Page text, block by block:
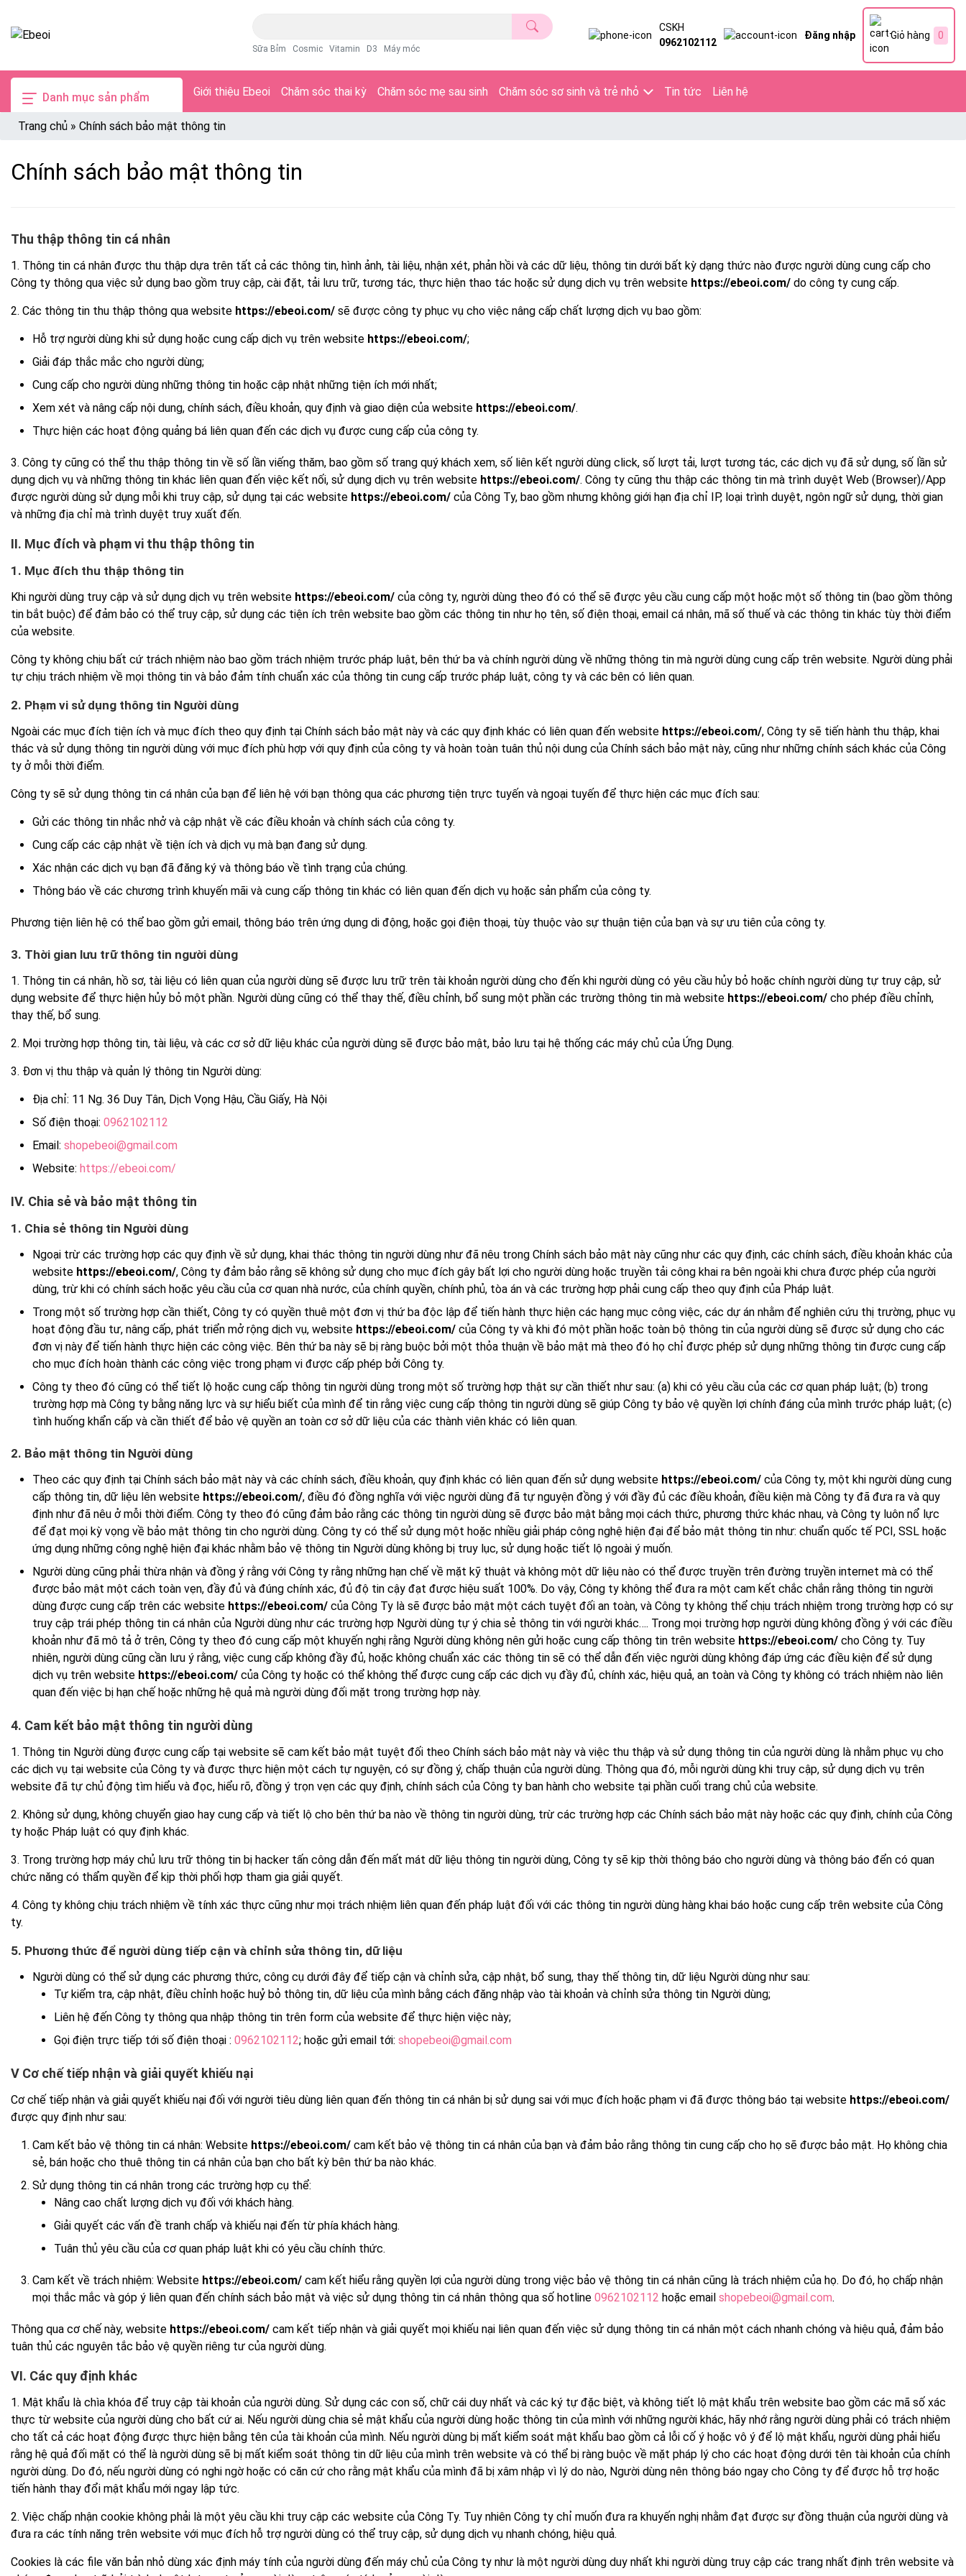
Sữa Bỉm Cosmic Vitamin D3 Máy móc
CSKH
0962102112
Đăng nhập Giỏ hàng 0
Danh mục sản phẩm Giới thiệu Ebeoi Chăm sóc thai kỳ Chăm sóc mẹ sau sinh Chăm sóc sơ sinh và trẻ nhỏ Tin tức Liên hệ
Trang chủ » Chính sách bảo mật thông tin
Chính sách bảo mật thông tin
Thu thập thông tin cá nhân
1. Thông tin cá nhân được thu thập dựa trên tất cả các thông tin, hình ảnh, tài liệu, nhận xét, phản hồi và các dữ liệu, thông tin dưới bất kỳ dạng thức nào được người dùng cung cấp cho
Công ty thông qua việc sử dụng bao gồm truy cập, cài đặt, tải lưu trữ, tương tác, thực hiện thao tác hoặc sử dụng dịch vụ trên website https://ebeoi.com/ do công ty cung cấp.
2. Các thông tin thu thập thông qua website https://ebeoi.com/ sẽ được công ty phục vụ cho việc nâng cấp chất lượng dịch vụ bao gồm:
Hỗ trợ người dùng khi sử dụng hoặc cung cấp dịch vụ trên website https://ebeoi.com/;
Giải đáp thắc mắc cho người dùng;
Cung cấp cho người dùng những thông tin hoặc cập nhật những tiện ích mới nhất;
Xem xét và nâng cấp nội dung, chính sách, điều khoản, quy định và giao diện của website https://ebeoi.com/.
Thực hiện các hoạt động quảng bá liên quan đến các dịch vụ được cung cấp của công ty.
3. Công ty cũng có thể thu thập thông tin về số lần viếng thăm, bao gồm số trang quý khách xem, số liên kết người dùng click, số lượt tải, lượt tương tác, các dịch vụ đã sử dụng, số lần sử
dụng dịch vụ và những thông tin khác liên quan đến việc kết nối, sử dụng dịch vụ trên website https://ebeoi.com/. Công ty cũng thu thập các thông tin mà trình duyệt Web (Browser)/App
được người dùng sử dụng mỗi khi truy cập, sử dụng tại các website https://ebeoi.com/ của Công Ty, bao gồm nhưng không giới hạn địa chỉ IP, loại trình duyệt, ngôn ngữ sử dụng, thời gian
và những địa chỉ mà trình duyệt truy xuất đến.
II. Mục đích và phạm vi thu thập thông tin
1. Mục đích thu thập thông tin
Khi người dùng truy cập và sử dụng dịch vụ trên website https://ebeoi.com/ của công ty, người dùng theo đó có thể sẽ được yêu cầu cung cấp một hoặc một số thông tin (bao gồm thông
tin bắt buộc) để đảm bảo có thể truy cập, sử dụng các tiện ích trên website bao gồm các thông tin như họ tên, số điện thoại, email cá nhân, mã số thuế và các thông tin khác tùy thời điểm
của website.
Công ty không chịu bất cứ trách nhiệm nào bao gồm trách nhiệm trước pháp luật, bên thứ ba và chính người dùng về những thông tin mà người dùng cung cấp trên website. Người dùng phải
tự chịu trách nhiệm về mọi thông tin và bảo đảm tính chuẩn xác của thông tin cung cấp trước pháp luật, công ty và các bên có liên quan.
2. Phạm vi sử dụng thông tin Người dùng
Ngoài các mục đích tiện ích và mục đích theo quy định tại Chính sách bảo mật này và các quy định khác có liên quan đến website https://ebeoi.com/, Công ty sẽ tiến hành thu thập, khai
thác và sử dụng thông tin người dùng với mục đích phù hợp với quy định của công ty và hoàn toàn tuân thủ nội dung của Chính sách bảo mật này, cũng như những chính sách khác của Công
ty ở mỗi thời điểm.
Công ty sẽ sử dụng thông tin cá nhân của bạn để liên hệ với bạn thông qua các phương tiện trực tuyến và ngoại tuyến để thực hiện các mục đích sau:
Gửi các thông tin nhắc nhở và cập nhật về các điều khoản và chính sách của công ty.
Cung cấp các cập nhật về tiện ích và dịch vụ mà bạn đang sử dụng.
Xác nhận các dịch vụ bạn đã đăng ký và thông báo về tình trạng của chúng.
Thông báo về các chương trình khuyến mãi và cung cấp thông tin khác có liên quan đến dịch vụ hoặc sản phẩm của công ty.
Phương tiện liên hệ có thể bao gồm gửi email, thông báo trên ứng dụng di động, hoặc gọi điện thoại, tùy thuộc vào sự thuận tiện của bạn và sự ưu tiên của công ty.
3. Thời gian lưu trữ thông tin người dùng
1. Thông tin cá nhân, hồ sơ, tài liệu có liên quan của người dùng sẽ được lưu trữ trên tài khoản người dùng cho đến khi người dùng có yêu cầu hủy bỏ hoặc chính người dùng tự truy cập, sử
dụng website để thực hiện hủy bỏ một phần. Người dùng cũng có thể thay thế, điều chỉnh, bổ sung một phần các trường thông tin mà website https://ebeoi.com/ cho phép điều chỉnh,
thay thế, bổ sung.
2. Mọi trường hợp thông tin, tài liệu, và các cơ sở dữ liệu khác của người dùng sẽ được bảo mật, bảo lưu tại hệ thống các máy chủ của Ứng Dụng.
3. Đơn vị thu thập và quản lý thông tin Người dùng:
Địa chỉ: 11 Ng. 36 Duy Tân, Dịch Vọng Hậu, Cầu Giấy, Hà Nội
Số điện thoại: 0962102112
Email: shopebeoi@gmail.com
Website: https://ebeoi.com/
IV. Chia sẻ và bảo mật thông tin
1. Chia sẻ thông tin Người dùng
Ngoại trừ các trường hợp các quy định về sử dụng, khai thác thông tin người dùng như đã nêu trong Chính sách bảo mật này cũng như các quy định, các chính sách, điều khoản khác của
website https://ebeoi.com/, Công ty đảm bảo rằng sẽ không sử dụng cho mục đích gây bất lợi cho người dùng hoặc truyền tải công khai ra bên ngoài khi chưa được phép của người
dùng, trừ khi có chính sách hoặc yêu cầu của cơ quan nhà nước, của chính quyền, chính phủ, tòa án và các trường hợp phải cung cấp theo quy định của Pháp luật.
Trong một số trường hợp cần thiết, Công ty có quyền thuê một đơn vị thứ ba độc lập để tiến hành thực hiện các hạng mục công việc, các dự án nhằm để nghiên cứu thị trường, phục vụ
hoạt động đầu tư, nâng cấp, phát triển mở rộng dịch vụ, website https://ebeoi.com/ của Công ty và khi đó một phần hoặc toàn bộ thông tin của người dùng sẽ được sử dụng cho các
đơn vị này để tiến hành thực hiện các công việc. Bên thứ ba này sẽ bị ràng buộc bởi một thỏa thuận về bảo mật mà theo đó họ chỉ được phép sử dụng những thông tin được cung cấp
cho mục đích hoàn thành các công việc trong phạm vi được cấp phép bởi Công ty.
Công ty theo đó cũng có thể tiết lộ hoặc cung cấp thông tin người dùng trong một số trường hợp thật sự cần thiết như sau: (a) khi có yêu cầu của các cơ quan pháp luật; (b) trong
trường hợp mà Công ty bằng năng lực và sự hiểu biết của mình để tin rằng việc cung cấp thông tin người dùng sẽ giúp Công ty bảo vệ quyền lợi chính đáng của mình trước pháp luật; (c)
tình huống khẩn cấp và cần thiết để bảo vệ quyền an toàn cơ sở dữ liệu của các thành viên khác có liên quan.
2. Bảo mật thông tin Người dùng
Theo các quy định tại Chính sách bảo mật này và các chính sách, điều khoản, quy định khác có liên quan đến sử dụng website https://ebeoi.com/ của Công ty, một khi người dùng cung
cấp thông tin, dữ liệu lên website https://ebeoi.com/, điều đó đồng nghĩa với việc người dùng đã tự nguyện đồng ý với đầy đủ các điều khoản, điều kiện mà Công ty đã đưa ra và quy
định như đã nêu ở mỗi thời điểm. Công ty theo đó cũng đảm bảo rằng các thông tin người dùng sẽ được bảo mật bằng mọi cách thức, phương thức khác nhau, và Công ty luôn nổ lực
để đạt mọi kỳ vọng về bảo mật thông tin cho người dùng. Công ty có thể sử dụng một hoặc nhiều giải pháp công nghệ hiện đại để bảo mật thông tin như: chuẩn quốc tế PCI, SSL hoặc
ứng dụng những công nghệ hiện đại khác nhằm bảo vệ thông tin Người dùng không bị truy lục, sử dụng hoặc tiết lộ ngoài ý muốn.
Người dùng cũng phải thừa nhận và đồng ý rằng với Công ty rằng những hạn chế về mặt kỹ thuật và không một dữ liệu nào có thể được truyền trên đường truyền internet mà có thể
được bảo mật một cách toàn vẹn, đầy đủ và đúng chính xác, đủ độ tin cậy đạt được hiệu suất 100%. Do vậy, Công ty không thể đưa ra một cam kết chắc chắn rằng thông tin người
dùng được cung cấp trên các website https://ebeoi.com/ của Công Ty là sẽ được bảo mật một cách tuyệt đối an toàn, và Công ty không thể chịu trách nhiệm trong trường hợp có sự
truy cập trái phép thông tin cá nhân của Người dùng như các trường hợp Người dùng tự ý chia sẻ thông tin với người khác…. Trong mọi trường hợp người dùng không đồng ý với các điều
khoản như đã mô tả ở trên, Công ty theo đó cung cấp một khuyến nghị rằng Người dùng không nên gửi hoặc cung cấp thông tin trên website https://ebeoi.com/ cho Công ty. Tuy
nhiên, người dùng cũng cần lưu ý rằng, việc cung cấp không đầy đủ, hoặc không chuẩn xác các thông tin sẽ có thể dẫn đến việc người dùng không đáp ứng các điều kiện để sử dụng
dịch vụ trên website https://ebeoi.com/ của Công ty hoặc có thể không thể được cung cấp các dịch vụ đầy đủ, chính xác, hiệu quả, an toàn và Công ty không có trách nhiệm nào liên
quan đến việc bị hạn chế hoặc những hệ quả mà người dùng đối mặt trong trường hợp này.
4. Cam kết bảo mật thông tin người dùng
1. Thông tin Người dùng được cung cấp tại website sẽ cam kết bảo mật tuyệt đối theo Chính sách bảo mật này và việc thu thập và sử dụng thông tin của người dùng là nhằm phục vụ cho
các dịch vụ tại website của Công ty và được thực hiện một cách tự nguyện, có sự đồng ý, chấp thuận của người dùng. Thông qua đó, mỗi người dùng khi truy cập, sử dụng dịch vụ trên
website đã tự chủ động tìm hiểu và đọc, hiểu rõ, đồng ý trọn vẹn các quy định, chính sách của Công ty ban hành cho website tại phần cuối trang chủ của website.
2. Không sử dụng, không chuyển giao hay cung cấp và tiết lộ cho bên thứ ba nào về thông tin người dùng, trừ các trường hợp các Chính sách bảo mật này hoặc các quy định, chính của Công
ty hoặc Pháp luật có quy định khác.
3. Trong trường hợp máy chủ lưu trữ thông tin bị hacker tấn công dẫn đến mất mát dữ liệu thông tin người dùng, Công ty sẽ kịp thời thông báo cho người dùng và thông báo đển có quan
chức năng có thẩm quyền để kịp thời phối hợp tham gia giải quyết.
4. Công ty không chịu trách nhiệm về tính xác thực cũng như mọi trách nhiệm liên quan đến pháp luật đối với các thông tin người dùng hàng khai báo hoặc cung cấp trên website của Công
ty.
5. Phương thức để người dùng tiếp cận và chỉnh sửa thông tin, dữ liệu
Người dùng có thể sử dụng các phương thức, công cụ dưới đây để tiếp cận và chỉnh sửa, cập nhật, bổ sung, thay thế thông tin, dữ liệu Người dùng như sau:
Tự kiểm tra, cập nhật, điều chỉnh hoặc huỷ bỏ thông tin, dữ liệu của mình bằng cách đăng nhập vào tài khoản và chỉnh sửa thông tin Người dùng;
Liên hệ đến Công ty thông qua nhập thông tin trên form của website để thực hiện việc này;
Gọi điện trực tiếp tới số điện thoại : 0962102112; hoặc gửi email tới: shopebeoi@gmail.com
V Cơ chế tiếp nhận và giải quyết khiếu nại
Cơ chế tiếp nhận và giải quyết khiếu nại đối với người tiêu dùng liên quan đến thông tin cá nhân bị sử dụng sai với mục đích hoặc phạm vi đã được thông báo tại website https://ebeoi.com/
được quy định như sau:
Cam kết bảo vệ thông tin cá nhân: Website https://ebeoi.com/ cam kết bảo vệ thông tin cá nhân của bạn và đảm bảo rằng thông tin cung cấp cho họ sẽ được bảo mật. Họ không chia
sẻ, bán hoặc cho thuê thông tin cá nhân của bạn cho bất kỳ bên thứ ba nào khác.
Sử dụng thông tin cá nhân trong các trường hợp cụ thể:
Nâng cao chất lượng dịch vụ đối với khách hàng.
Giải quyết các vấn đề tranh chấp và khiếu nại đến từ phía khách hàng.
Tuân thủ yêu cầu của cơ quan pháp luật khi có yêu cầu chính thức.
Cam kết về trách nhiệm: Website https://ebeoi.com/ cam kết hiểu rằng quyền lợi của người dùng trong việc bảo vệ thông tin cá nhân cũng là trách nhiệm của họ. Do đó, họ chấp nhận
mọi thắc mắc và góp ý liên quan đến chính sách bảo mật và việc sử dụng thông tin cá nhân thông qua số hotline 0962102112 hoặc email shopebeoi@gmail.com.
Thông qua cơ chế này, website https://ebeoi.com/ cam kết tiếp nhận và giải quyết mọi khiếu nại liên quan đến việc sử dụng thông tin cá nhân một cách nhanh chóng và hiệu quả, đảm bảo
tuân thủ các nguyên tắc bảo vệ quyền riêng tư của người dùng.
VI. Các quy định khác
1. Mật khẩu là chìa khóa để truy cập tài khoản của người dùng. Sử dụng các con số, chữ cái duy nhất và các ký tự đặc biệt, và không tiết lộ mật khẩu trên website bao gồm các mã số xác
thực từ website của người dùng cho bất cứ ai. Nếu người dùng chia sẻ mật khẩu của người dùng hoặc thông tin của mình với những người khác, hãy nhớ rằng người dùng phải có trách nhiệm
cho tất cả các hoạt động được thực hiện bằng tên của tài khoản của mình. Nếu người dùng bị mất kiểm soát mật khẩu bao gồm cả lỗi cố ý hoặc vô ý để lộ mật khẩu, người dùng phải hiểu
rằng hệ quả đối mặt có thể là người dùng sẽ bị mất kiểm soát thông tin dữ liệu của mình trên website và có thể bị ràng buộc về mặt pháp lý cho các hoạt động dưới tên tài khoản của chính
người dùng. Do đó, nếu người dùng có nghi ngờ hoặc có căn cứ cho rằng mật khẩu của mình đã bị xâm nhập vì lý do nào, Người dùng nên thông báo ngay cho Công ty để được hỗ trợ hoặc
tiến hành thay đổi mật khẩu mới ngay lập tức.
2. Việc chấp nhận cookie không phải là một yêu cầu khi truy cập các website của Công Ty. Tuy nhiên Công ty chỉ muốn đưa ra khuyến nghị nhằm đạt được sự đồng thuận của người dùng và
đưa ra các tính năng trên website với mục đích hỗ trợ người dùng có thể truy cập, sử dụng dịch vụ nhanh chóng, hiệu quả.
Cookies là các file văn bản nhỏ dùng xác định máy tính của người dùng đến máy chủ của Công ty như là một người dùng duy nhất khi người dùng truy cập các trang nhất định trên website và